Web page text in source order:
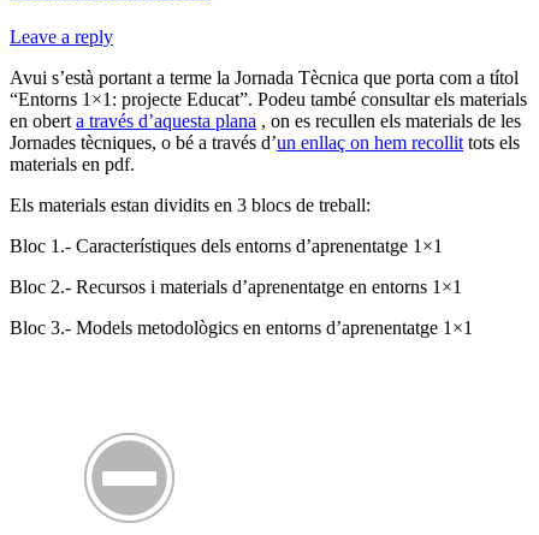
Leave a reply
Avui s’està portant a terme la Jornada Tècnica que porta com a títol
“Entorns 1×1: projecte Educat”. Podeu també consultar els materials
en obert a través d’aquesta plana , on es recullen els materials de les
Jornades tècniques, o bé a través d’un enllaç on hem recollit tots els
materials en pdf.
Els materials estan dividits en 3 blocs de treball:
Bloc 1.- Característiques dels entorns d’aprenentatge 1×1
Bloc 2.- Recursos i materials d’aprenentatge en entorns 1×1
Bloc 3.- Models metodològics en entorns d’aprenentatge 1×1